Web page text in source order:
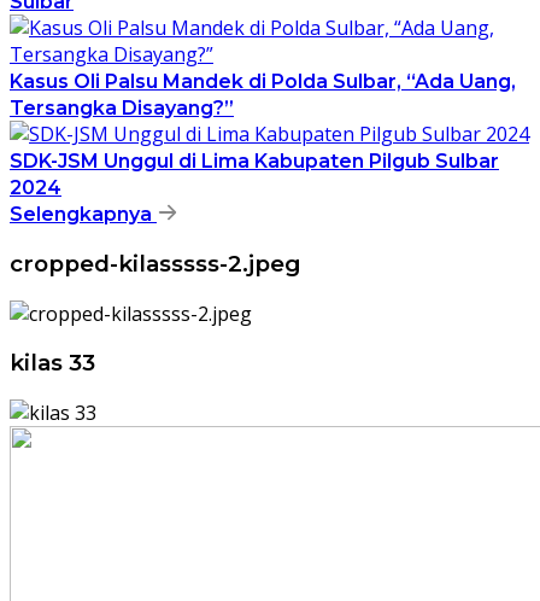
Kasus Oli Palsu Mandek di Polda Sulbar, “Ada Uang,
Tersangka Disayang?”
SDK-JSM Unggul di Lima Kabupaten Pilgub Sulbar
2024
Selengkapnya
cropped-kilasssss-2.jpeg
kilas 33